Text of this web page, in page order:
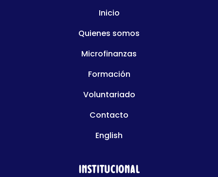
Inicio
Quienes somos
Microfinanzas
Formación
Voluntariado
Contacto
English
Institucional